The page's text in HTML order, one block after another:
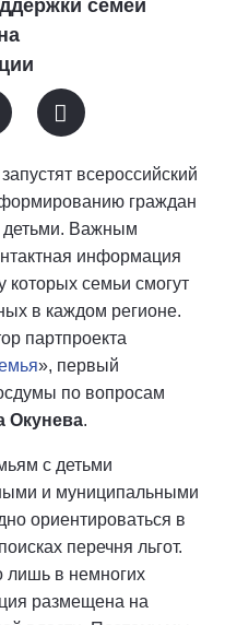
семей
всероссийский
граждан
детьми. Важным
информация
которых семьи смогут
в каждом регионе.
партпроекта
», первый
по вопросам
Окунева.
с детьми
и муниципальными
ориентироваться в
перечня льгот.
лишь в немногих
размещена на